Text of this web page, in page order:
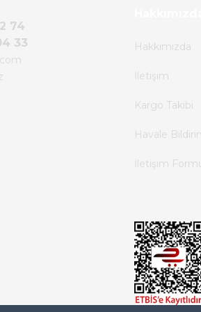
hızlı ve problemsiz geçti.
yaptim ve tedirgindim ama
yapılmıştı ürün
74
33
Hakkımızda
İletişim
Kargo Takibi
Havale
İletişim